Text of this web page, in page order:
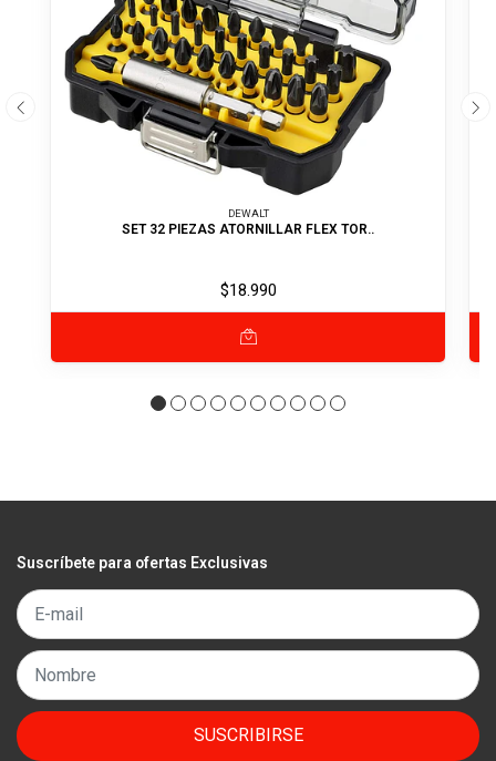
DEWALT
SET 32 PIEZAS ATORNILLAR FLEX TOR..
$18.990
Suscríbete para ofertas Exclusivas
SUSCRIBIRSE